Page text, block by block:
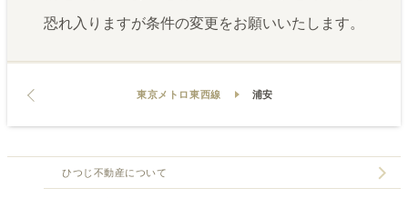
恐れ入りますが条件の変更をお願いいたします。
東京メトロ東西線 浦安
ひつじ不動産について